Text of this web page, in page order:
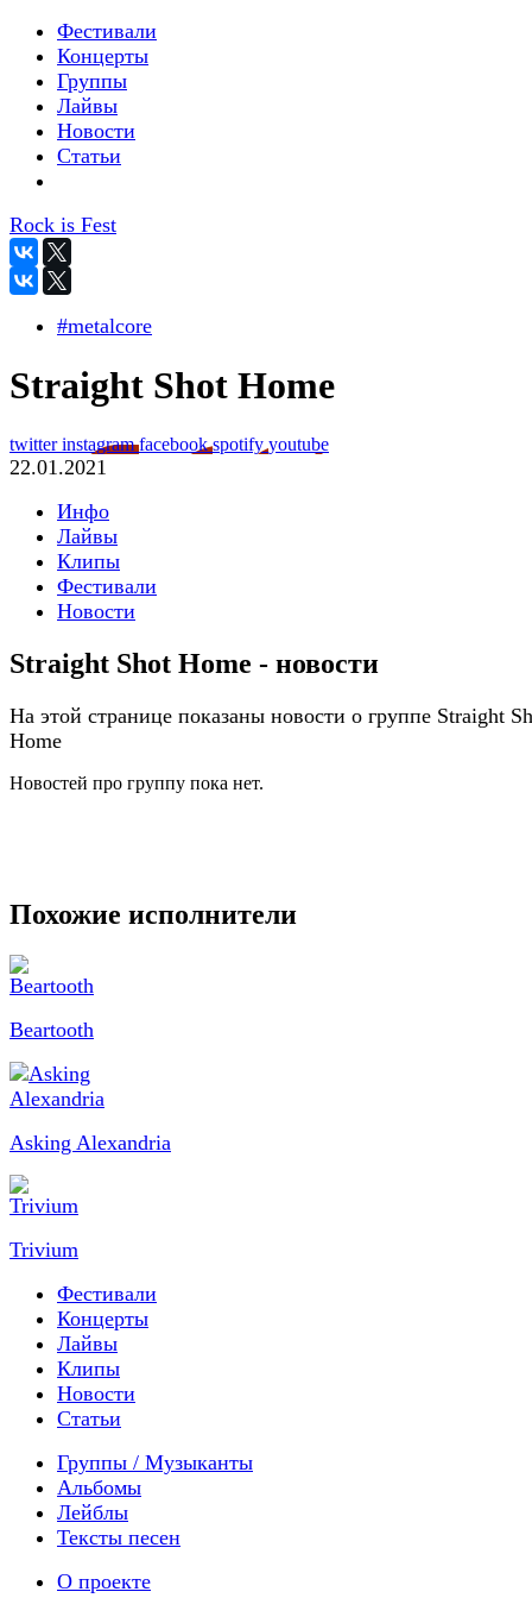
Фестивали
Концерты
Группы
Лайвы
Новости
Статьи
Rock is Fest
#metalcore
Straight Shot Home
twitterinstagramfacebookspotifyyoutube
22.01.2021
Инфо
Лайвы
Клипы
Фестивали
Новости
Straight Shot Home - новости
На этой странице показаны новости о группе Straight
Home
Новостей про группу пока нет.
Похожие исполнители
Beartooth
Asking Alexandria
Trivium
Фестивали
Концерты
Лайвы
Клипы
Новости
Статьи
Группы / Музыканты
Альбомы
Лейблы
Тексты песен
О проекте